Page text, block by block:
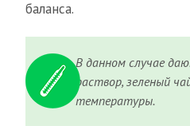
баланса.
В данном случае
раствор, зеленый
температуры.